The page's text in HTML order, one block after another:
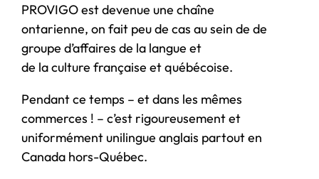
PROVIGO est devenue une chaîne
ontarienne, on fait peu de cas au sein de de
groupe d’affaires de la langue et
de la culture française et québécoise.
Pendant ce temps – et dans les mêmes
commerces ! – c’est rigoureusement et
uniformément unilingue anglais partout en
Canada hors-Québec.